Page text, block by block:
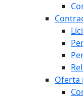
Oferta